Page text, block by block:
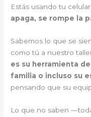
Estás usando tu
apaga, se rompe la
Sabemos lo que se
como tú a nuestro
es su herramienta
familia o incluso su
pensando que su
Lo que no saben